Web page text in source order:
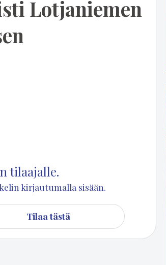
Lotjaniemen
tilaajalle.
kirjautumalla sisään.
Tilaa tästä